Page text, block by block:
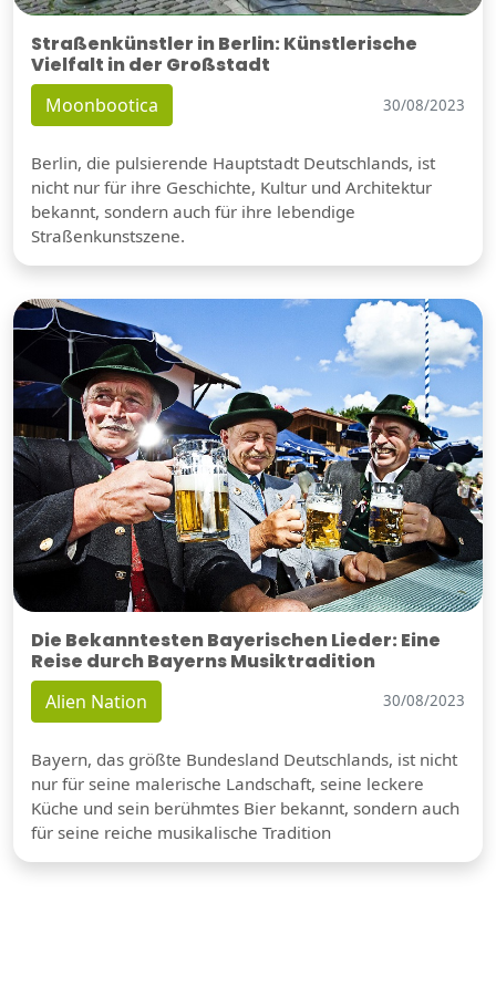
Straßenkünstler in Berlin: Künstlerische
Vielfalt in der Großstadt
Moonbootica 30/08/2023
Berlin, die pulsierende Hauptstadt Deutschlands, ist
nicht nur für ihre Geschichte, Kultur und Architektur
bekannt, sondern auch für ihre lebendige
Straßenkunstszene.
Die Bekanntesten Bayerischen Lieder: Eine
Reise durch Bayerns Musiktradition
Alien Nation 30/08/2023
Bayern, das größte Bundesland Deutschlands, ist nicht
nur für seine malerische Landschaft, seine leckere
Küche und sein berühmtes Bier bekannt, sondern auch
für seine reiche musikalische Tradition